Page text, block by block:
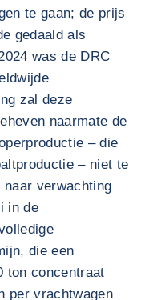
te gaan; de prijs
gedaald als
was de DRC
zal deze
naarmate de
– die
– niet te
verwachting
in de
die een
ton concentraat
per vrachtwagen